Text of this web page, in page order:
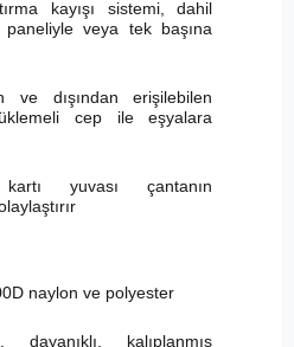
kayışı sistemi, dahil
paneliyle veya tek başına
ve dışından erişilebilen
cep ile eşyalara
yuvası çantanın
naylon ve polyester
dayanıklı, kalıplanmış